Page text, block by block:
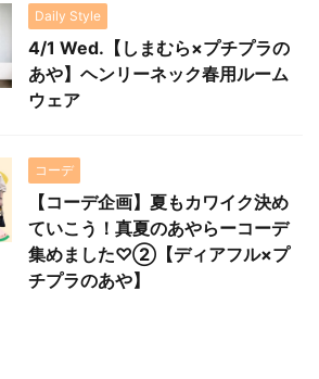
Daily Style
4/1 Wed.【しまむら×プチプラの
あや】ヘンリーネック春用ルーム
ウェア
コーデ
【コーデ企画】夏もカワイク決め
ていこう！真夏のあやらーコーデ
集めました♡②【ディアフル×プ
チプラのあや】